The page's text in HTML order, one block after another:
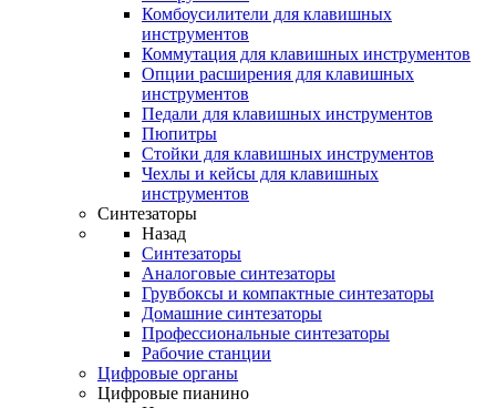
Комбоусилители для клавишных
инструментов
Коммутация для клавишных инструментов
Опции расширения для клавишных
инструментов
Педали для клавишных инструментов
Пюпитры
Стойки для клавишных инструментов
Чехлы и кейсы для клавишных
инструментов
Синтезаторы
Назад
Синтезаторы
Аналоговые синтезаторы
Грувбоксы и компактные синтезаторы
Домашние синтезаторы
Профессиональные синтезаторы
Рабочие станции
Цифровые органы
Цифровые пианино